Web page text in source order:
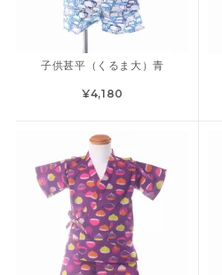
子供甚平（くるま大）青
¥4,180